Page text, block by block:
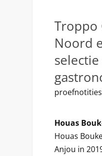
Troppo
Noord
proefnotities
Houas
Houas
Anjou in